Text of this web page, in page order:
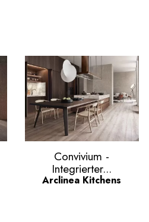
Vorschau
Convivium -
Integrierter...
Arclinea Kitchens